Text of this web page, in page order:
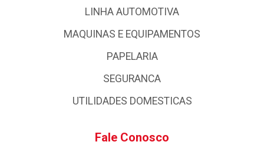
LINHA AUTOMOTIVA
MAQUINAS E EQUIPAMENTOS
PAPELARIA
SEGURANCA
UTILIDADES DOMESTICAS
Fale Conosco